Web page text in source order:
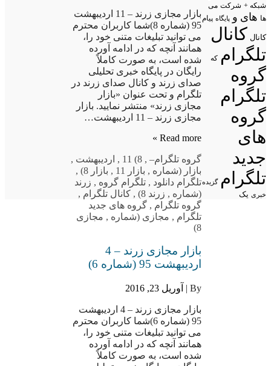
بازار مجازی زرند – 11 اردیبهشت
95 (شماره 8)شما کاربران محترم
می توانید تبلیغات متنی خود را،
همانند آنچه که در ادامه آورده
شده است، به صورت کاملاً
رایگان در پایگاه خبری تحلیلی
صدای زرند و کانال صدای زرند در
تلگرام و تحت عنوان «بازار
مجازی زرند» منتشر نمایید. بازار
مجازی زرند – 11 اردیبهشت…
Read more »
گروه تلگرام–
,
8) 11
, اردیبهشت ,
بازار (شماره , بازار 11 , بازار 8)
,
تلگرام دانلود , تلگرام گروه , زرند
(شماره , زرند 8) , کانال تلگرام ,
گروه تلگرام , گروه های جدید
تلگرام , مجازی (شماره , مجازی
8)
بازار مجازی زرند – 4
اردیبهشت 95 (شماره 6)
By | آوریل 23, 2016
بازار مجازی زرند – 4 اردیبهشت
95 (شماره 6)شما کاربران محترم
می توانید تبلیغات متنی خود را،
همانند آنچه که در ادامه آورده
شده است، به صورت کاملاً
شبکه + شرکت می
ها های و پایگاه پیام
کانال کانال
تلگرام که
گروه
تلگرام
گروه
های
جدید
تلگرام گزیده
خبری یک